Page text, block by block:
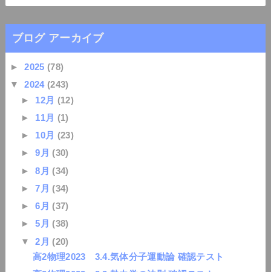
ブログ アーカイブ
►2025 (78)
▼2024 (243)
► 12月 (12)
► 11月 (1)
► 10月 (23)
►9月 (30)
►8月 (34)
►7月 (34)
►6月 (37)
►5月 (38)
▼2月 (20)
高2物理2023 3.4.気体分子運動論 確認テスト